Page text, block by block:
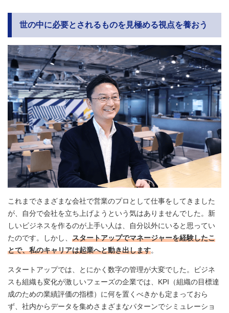
世の中に必要とされるものを見極める視点を養おう
これまでさまざまな会社で営業のプロとして仕事をしてきました
が、自分で会社を立ち上げようという気はありませんでした。新
しいビジネスを作るのが上手い人は、自分以外にいると思ってい
たのです。しかし、 スタートアップでマネージャーを経験したこ
とで、私のキャリアは起業へと動き出します。
スタートアップでは、とにかく数字の管理が大変でした。ビジネ
スも組織も変化が激しいフェーズの企業では、KPI（組織の目標達
成のための業績評価の指標）に何を置くべきかも定まっておら
ず、社内からデータを集めさまざまなパターンでシミュレーショ